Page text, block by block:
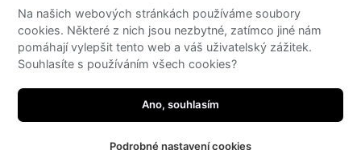
PRO MÉDIA
JRWN
Na našich webových stránkách používáme soubory
cookies. Některé z nich jsou nezbytné, zatímco jiné nám
pomáhají vylepšit tento web a váš uživatelský zážitek.
Souhlasíte s používáním všech cookies?
Ano, souhlasím
Podrobné nastavení cookies